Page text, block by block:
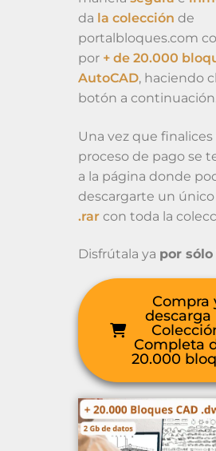
da la colección de
portalbloques.com
por + de 20.000
AutoCAD, haciendo
botón a
Una vez que finalices
proceso de pago se
a la página donde
descargarte un único
.rar con toda la
Disfrútala ya por sólo
Compra
descarga
Completa
20.000